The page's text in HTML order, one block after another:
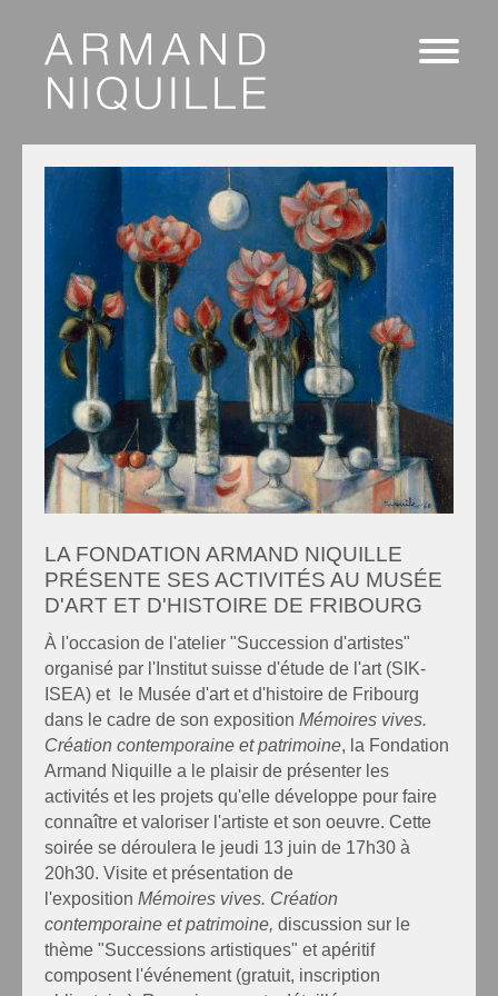
LA FONDATION ARMAND NIQUILLE
PRÉSENTE SES ACTIVITÉS AU MUSÉE
D'ART ET D'HISTOIRE DE FRIBOURG
À l'occasion de l'atelier "Succession d'artistes"
organisé par l'Institut suisse d'étude de l'art (SIK-
ISEA) et le Musée d'art et d'histoire de Fribourg
dans le cadre de son exposition Mémoires vives.
Création contemporaine et patrimoine, la Fondation
Armand Niquille a le plaisir de présenter les
activités et les projets qu'elle développe pour faire
connaître et valoriser l'artiste et son oeuvre. Cette
soirée se déroulera le jeudi 13 juin de 17h30 à
20h30. Visite et présentation de
l'exposition Mémoires vives. Création
contemporaine et patrimoine, discussion sur le
thème "Successions artistiques" et apéritif
composent l'événement (gratuit, inscription